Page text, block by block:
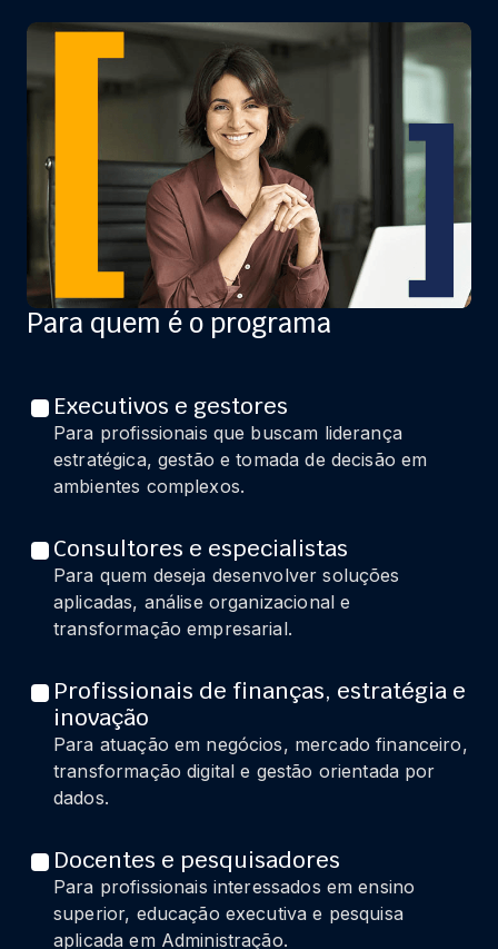
Para quem é o programa
Executivos e gestores
Para profissionais que buscam liderança
estratégica, gestão e tomada de decisão em
ambientes complexos.
Consultores e especialistas
Para quem deseja desenvolver soluções
aplicadas, análise organizacional e
transformação empresarial.
Profissionais de finanças, estratégia e
inovação
Para atuação em negócios, mercado financeiro,
transformação digital e gestão orientada por
dados.
Docentes e pesquisadores
Para profissionais interessados em ensino
superior, educação executiva e pesquisa
aplicada em Administração.